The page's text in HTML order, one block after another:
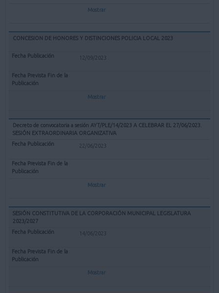
Mostrar
CONCESION DE HONORES Y DISTINCIONES POLICIA LOCAL 2023
12/09/2023
Mostrar
Decreto de convocatoria a sesión AYT/PLE/14/2023 A CELEBRAR EL 27/06/2023.
SESIÓN EXTRAORDINARIA ORGANIZATIVA
22/06/2023
Mostrar
SESIÓN CONSTITUTIVA DE LA CORPORACIÓN MUNICIPAL LEGISLATURA
2023/2027
14/06/2023
Mostrar